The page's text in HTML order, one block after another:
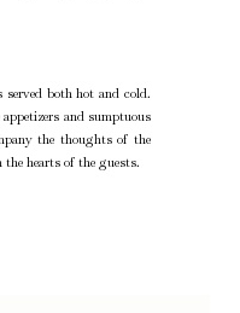
both hot and cold.
and sumptuous
the thoughts of the
hearts of the guests.